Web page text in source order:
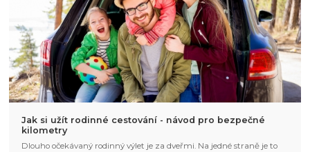
Jak si užít rodinné cestování - návod pro bezpečné
kilometry
Dlouho očekávaný rodinný výlet je za dveřmi. Na jedné straně je to